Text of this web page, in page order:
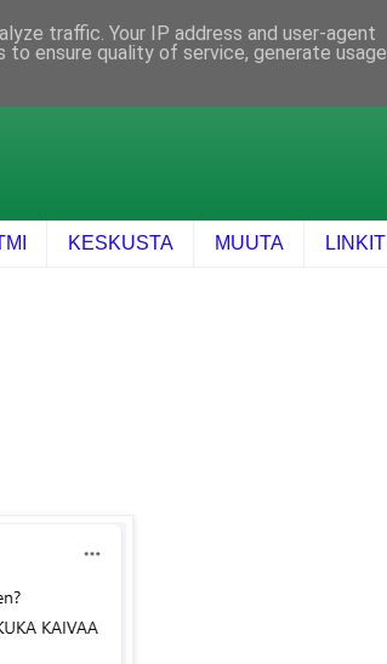
KESKUSTA MUUTA LINKIT
traffic. Your IP address and user-agent
ensure quality of service, generate usage